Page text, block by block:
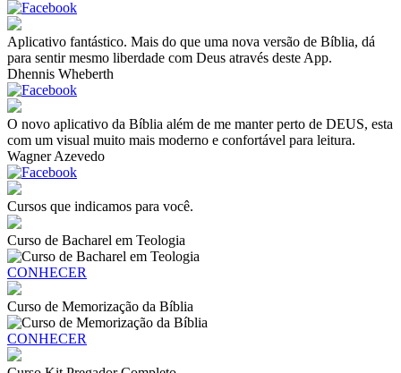
Aplicativo fantástico. Mais do que uma nova versão de Bíblia, dá
para sentir mesmo liberdade com Deus através deste App.
Dhennis Wheberth
O novo aplicativo da Bíblia além de me manter perto de DEUS, esta
com um visual muito mais moderno e confortável para leitura.
Wagner Azevedo
Cursos que indicamos para você.
Curso de Bacharel em Teologia
CONHECER
Curso de Memorização da Bíblia
CONHECER